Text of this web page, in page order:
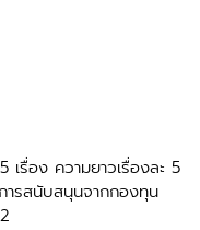
รื่อง ความยาวเรื่องละ 5
ารสนับสนุนจากกองทุน